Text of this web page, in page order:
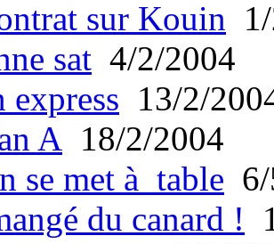
sur Kouin
sat 4/2/2004
express 13/2/
A 18/2/2004
se met à table
du canard !